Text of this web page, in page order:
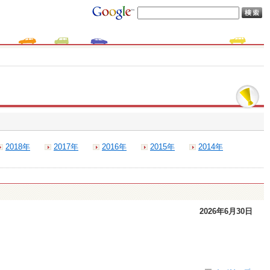
2018年 2017年 2016年 2015年
2014年
2026年6月30日